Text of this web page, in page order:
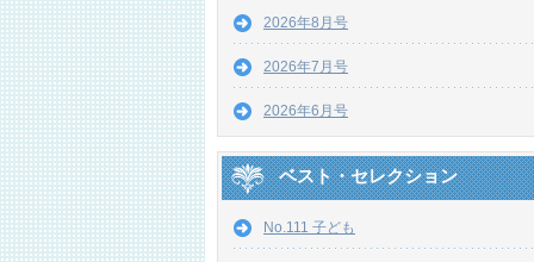
2026年8月号
2026年7月号
2026年6月号
ベスト・セレクション
No.111 子ども